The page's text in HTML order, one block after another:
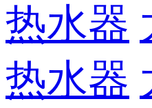
热水器
热水器